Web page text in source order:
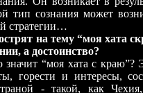
тип сознания может
стратегии…
на тему “моя хата
а достоинство?
“моя хата с краю”?
горести и интересы,
страной - такой, как